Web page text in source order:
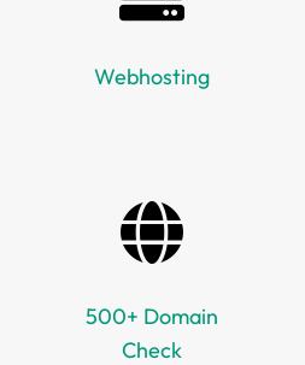
Webhosting
500+ Domain
Check